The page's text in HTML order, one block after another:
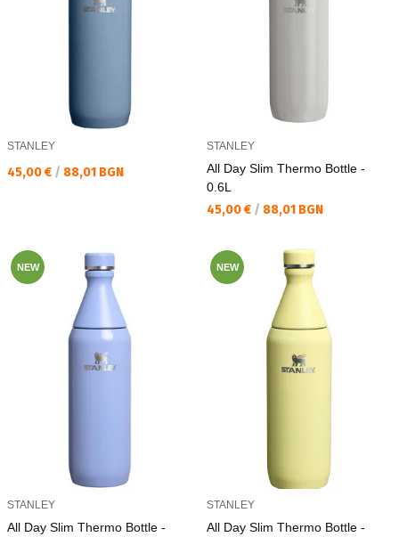
STANLEY
Текуща цена:
45,00 € / 88,01 BGN
STANLEY
All Day Slim Thermo Bottle -
0.6L
Текуща цена:
45,00 € / 88,01 BGN
NEW
STANLEY
All Day Slim Thermo Bottle -
NEW
STANLEY
All Day Slim Thermo Bottle -